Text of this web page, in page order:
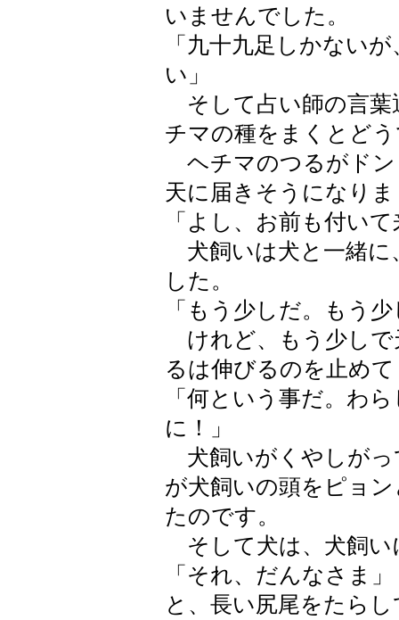
いませんでした。
「九十九足しかない
い」
そして占い師の言葉
チマの種をまくとど
ヘチマのつるがドン
天に届きそうになり
「よし、お前も付い
犬飼いは犬と一緒に
した。
「もう少しだ。もう
けれど、もう少しで
るは伸びるのを止め
「何という事だ。わ
に！」
犬飼いがくやしがっ
が犬飼いの頭をピョ
たのです。
そして犬は、犬飼い
「それ、だんなさま」
と、長い尻尾をたら